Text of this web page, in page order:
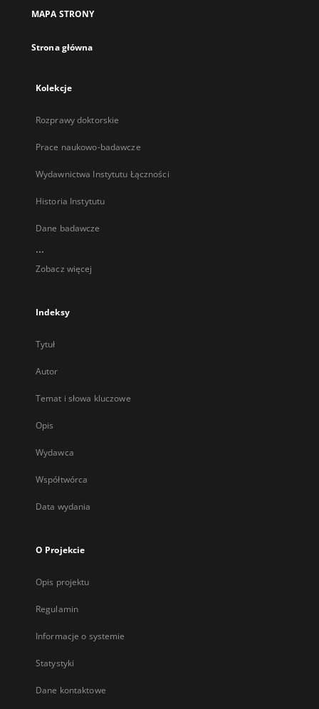
MAPA STRONY
Strona główna
Kolekcje
Rozprawy doktorskie
Prace naukowo-badawcze
Wydawnictwa Instytutu Łączności
Historia Instytutu
Dane badawcze
...
Zobacz więcej
Indeksy
Tytuł
Autor
Temat i słowa kluczowe
Opis
Wydawca
Współtwórca
Data wydania
O Projekcie
Opis projektu
Regulamin
Informacje o systemie
Statystyki
Dane kontaktowe